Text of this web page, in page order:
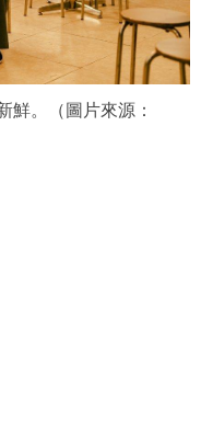
鮮。（圖片來源：